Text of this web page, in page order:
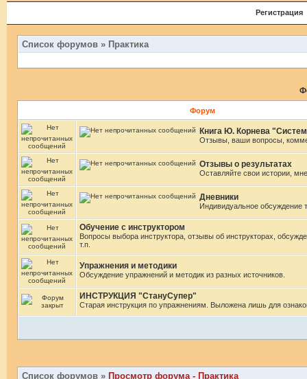
Регистрация
Список форумов » Практика
Форум
Книга Ю. Корнева
Отзывы, ваши вопросы,
Отзывы о результатах
Оставляйте свои истории,
Дневники
Индивидуальное обсуждение
Обучение с инструктором
Вопросы выбора инструктора, отзывы об инструкторах,
т.п.
Упражнения и методики
Обсуждение упражнений и методик из разных источников.
ИНСТРУКЦИЯ "СтануСупер"
Старая инструкция по упражнениям. Выложена лишь для
Список форумов » Просмотр форума - Практика